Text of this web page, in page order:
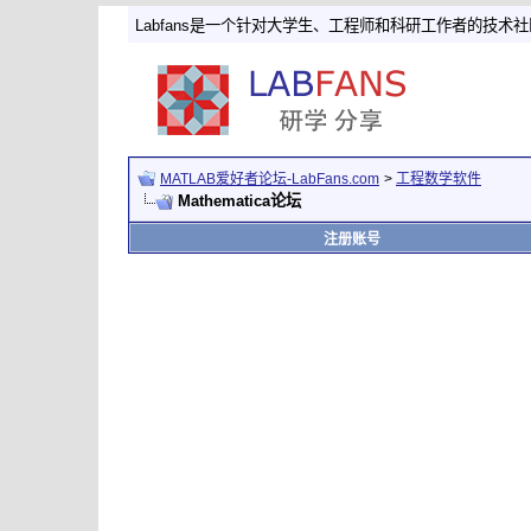
Labfans是一个针对大学生、工程师和科研工作者的技术社
MATLAB爱好者论坛-LabFans.com > 工程数学软件
Mathematica论坛
注册账号